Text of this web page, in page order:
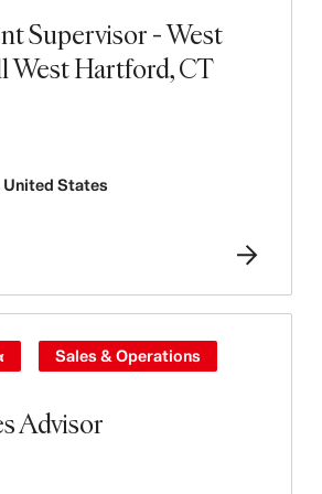
Supervisor - West
West Hartford, CT
United States
Advisor
Sales & Operations